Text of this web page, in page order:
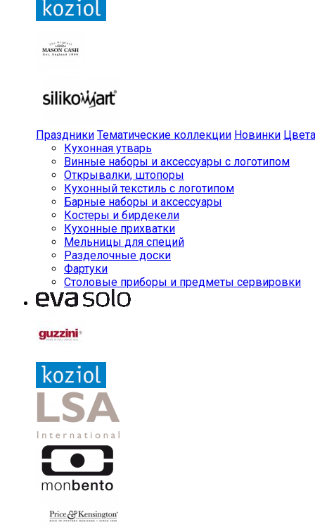
Праздники Тематические коллекции Новинки Цвета
Кухонная утварь
Винные наборы и аксессуары с логотипом
Открывалки, штопоры
Кухонный текстиль с логотипом
Барные наборы и аксессуары
Костеры и бирдекели
Кухонные прихватки
Мельницы для специй
Разделочные доски
Фартуки
Столовые приборы и предметы сервировки